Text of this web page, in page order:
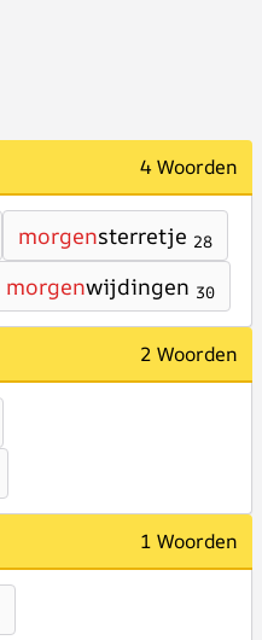
4 Woorden
morgensterretje 28
morgenwijdingen 30
2 Woorden
1 Woorden